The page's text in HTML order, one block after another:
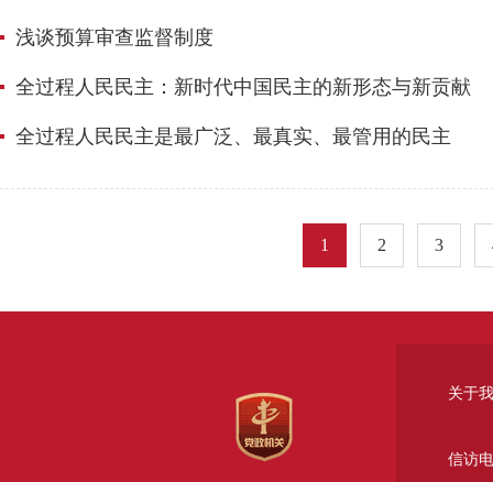
浅谈预算审查监督制度
全过程人民民主：新时代中国民主的新形态与新贡献
全过程人民民主是最广泛、最真实、最管用的民主
1 2 3
关于
信访